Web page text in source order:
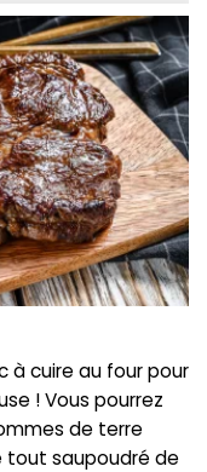
à cuire au four pour
! Vous pourrez
de terre
tout saupoudré de